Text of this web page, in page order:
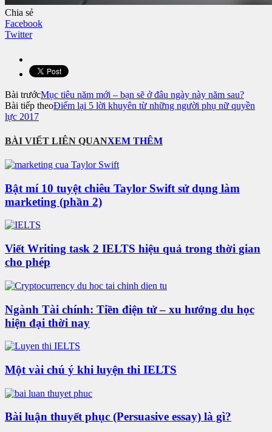
Chia sẻ
Facebook
Twitter
Bài trướcMục tiêu năm mới – bạn sẽ ở đâu ngày này năm sau?
Bài tiếp theoĐiểm lại 5 lời khuyên từ những người phụ nữ quyền
lực 2017
BÀI VIẾT LIÊN QUANXEM THÊM
Bật mí 10 tuyệt chiêu Taylor Swift sử dụng làm
marketing (phần 2)
Viết Writing task 2 IELTS hiệu quả trong thời gian
cho phép
Ngành Tài chính: Tiền điện tử – xu hướng du học
hiện đại thời nay
Một vài chú ý khi luyện thi IELTS
Bài luận thuyết phục (Persuasive essay) là gì?